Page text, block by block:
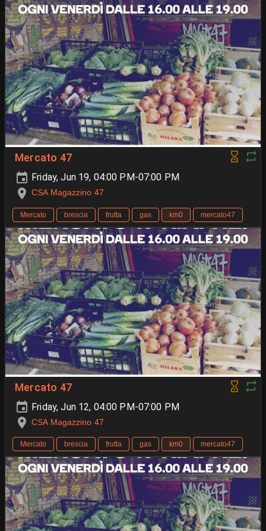
Mercato 47
Friday, Jun 19, 04:00 PM-07:00 PM
CSA Magazzino 47
Mercato brescia frutta gas km0 mercato47
Mercato 47
Friday, Jun 12, 04:00 PM-07:00 PM
CSA Magazzino 47
Mercato brescia frutta gas km0 mercato47